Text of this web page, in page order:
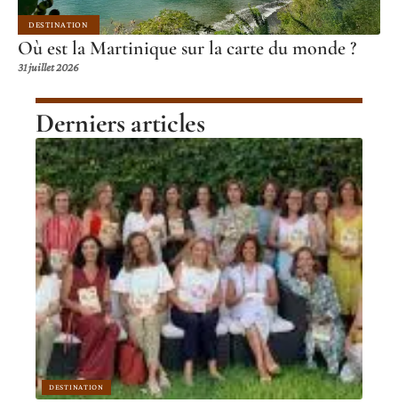
DESTINATION
Où est la Martinique sur la carte du monde ?
31 juillet 2026
Derniers articles
DESTINATION